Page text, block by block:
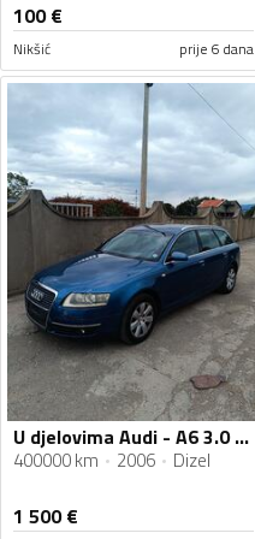
100€
Nikšić prije 6 dana
U djelovima Audi - A6 3.0 TDI
400000 km 2006 Dizel
1 500€